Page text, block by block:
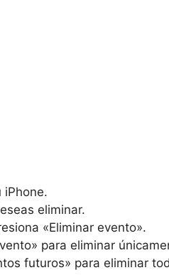
iPhone.
eliminar.
«Eliminar evento».
para eliminar⁣
futuros» para eliminar⁣